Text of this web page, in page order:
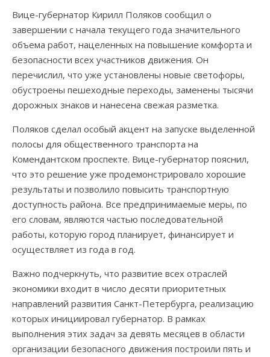
Вице-губернатор Кирилл Поляков сообщил о
завершении с начала текущего года значительного
объема работ, нацеленных на повышение комфорта и
безопасности всех участников движения. Он
перечислил, что уже установлены новые светофоры,
обустроены пешеходные переходы, заменены тысячи
дорожных знаков и нанесена свежая разметка.
Поляков сделал особый акцент на запуске выделенной
полосы для общественного транспорта на
Комендантском проспекте. Вице-губернатор пояснил,
что это решение уже продемонстрировало хорошие
результаты и позволило повысить транспортную
доступность района. Все предпринимаемые меры, по
его словам, являются частью последовательной
работы, которую город планирует, финансирует и
осуществляет из года в год.
Важно подчеркнуть, что развитие всех отраслей
экономики входит в число десяти приоритетных
направлений развития Санкт-Петербурга, реализацию
которых инициировал губернатор. В рамках
выполнения этих задач за девять месяцев в области
организации безопасного движения построили пять и